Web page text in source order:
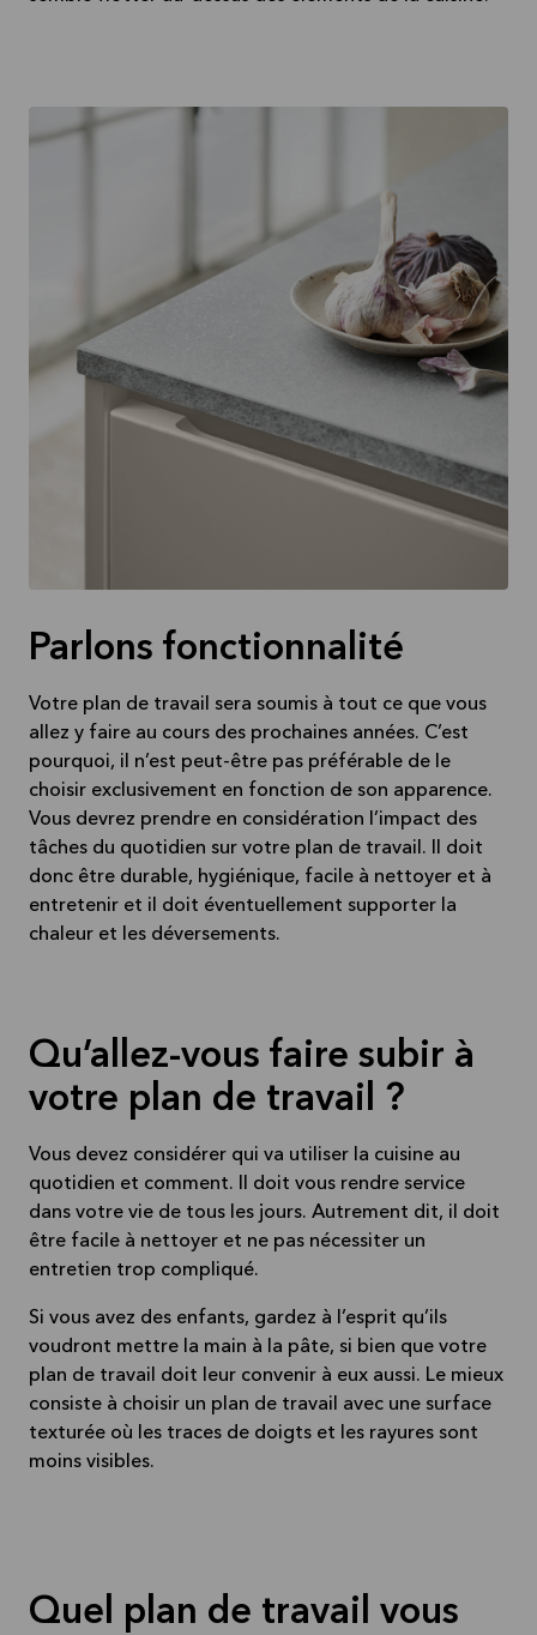
Parlons fonctionnalité
Votre plan de travail sera soumis à tout ce que vous
allez y faire au cours des prochaines années. C’est
pourquoi, il n’est peut-être pas préférable de le
choisir exclusivement en fonction de son apparence.
Vous devrez prendre en considération l’impact des
tâches du quotidien sur votre plan de travail. Il doit
donc être durable, hygiénique, facile à nettoyer et à
entretenir et il doit éventuellement supporter la
chaleur et les déversements.
Qu’allez-vous faire subir à
votre plan de travail ?
Vous devez considérer qui va utiliser la cuisine au
quotidien et comment. Il doit vous rendre service
dans votre vie de tous les jours. Autrement dit, il doit
être facile à nettoyer et ne pas nécessiter un
entretien trop compliqué.
Si vous avez des enfants, gardez à l’esprit qu’ils
voudront mettre la main à la pâte, si bien que votre
plan de travail doit leur convenir à eux aussi. Le mieux
consiste à choisir un plan de travail avec une surface
texturée où les traces de doigts et les rayures sont
moins visibles.
Quel plan de travail vous